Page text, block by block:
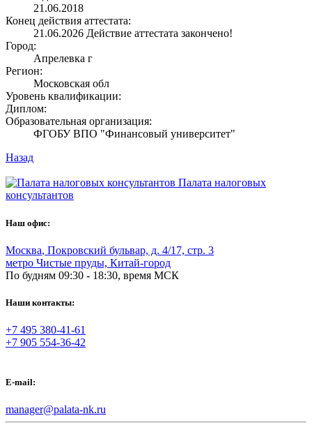
21.06.2018
Конец действия аттестата:
21.06.2026 Действие аттестата закончено!
Город:
Апрелевка г
Регион:
Московская обл
Уровень квалификации:
Диплом:
Образовательная организация:
ФГОБУ ВПО "Финансовый университет"
Назад
Палата налоговых
консультантов
Наш офис:
Москва, Покровский бульвар, д. 4/17, стр. 3
метро Чистые пруды, Китай-город
По будням 09:30 - 18:30, время МСК
Наши контакты:
+7 495 380-41-61
+7 905 554-36-42
E-mail:
manager@palata-nk.ru